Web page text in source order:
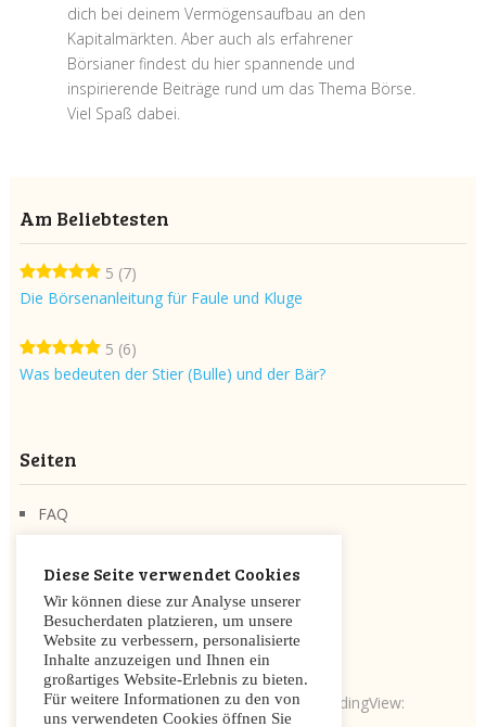
dich bei deinem Vermögensaufbau an den
Kapitalmärkten. Aber auch als erfahrener
Börsianer findest du hier spannende und
inspirierende Beiträge rund um das Thema Börse.
Viel Spaß dabei.
Am Beliebtesten
5 (7)
Die Börsenanleitung für Faule und Kluge
5 (6)
Was bedeuten der Stier (Bulle) und der Bär?
Seiten
FAQ
Cookie Zustimmung
Datenschutzerklärung
Impressum/Disclaimer
Charts mit freundlicher Genehmigung von TradingView:
Diese Seite verwendet Cookies
Wir können diese zur Analyse unserer
Besucherdaten platzieren, um unsere
Website zu verbessern, personalisierte
Inhalte anzuzeigen und Ihnen ein
großartiges Website-Erlebnis zu bieten.
Für weitere Informationen zu den von
uns verwendeten Cookies öffnen Sie